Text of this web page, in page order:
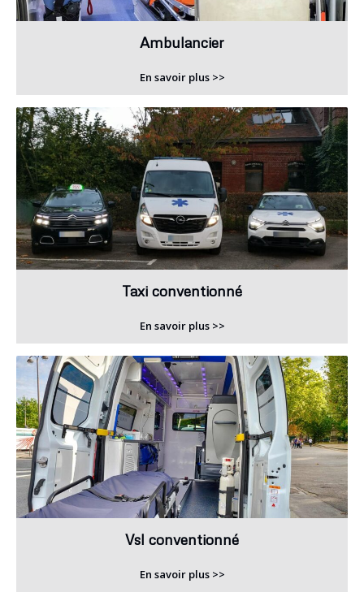
Ambulancier
En savoir plus >>
Taxi conventionné
En savoir plus >>
Vsl conventionné
En savoir plus >>